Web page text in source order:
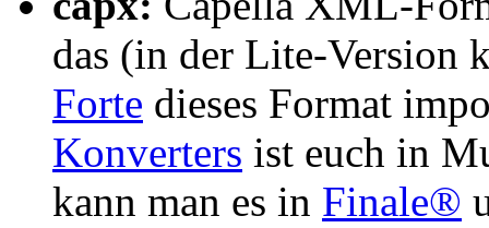
das (in der Lite-Version
Forte dieses Format
Konverters ist euch in
kann man es in Finale®